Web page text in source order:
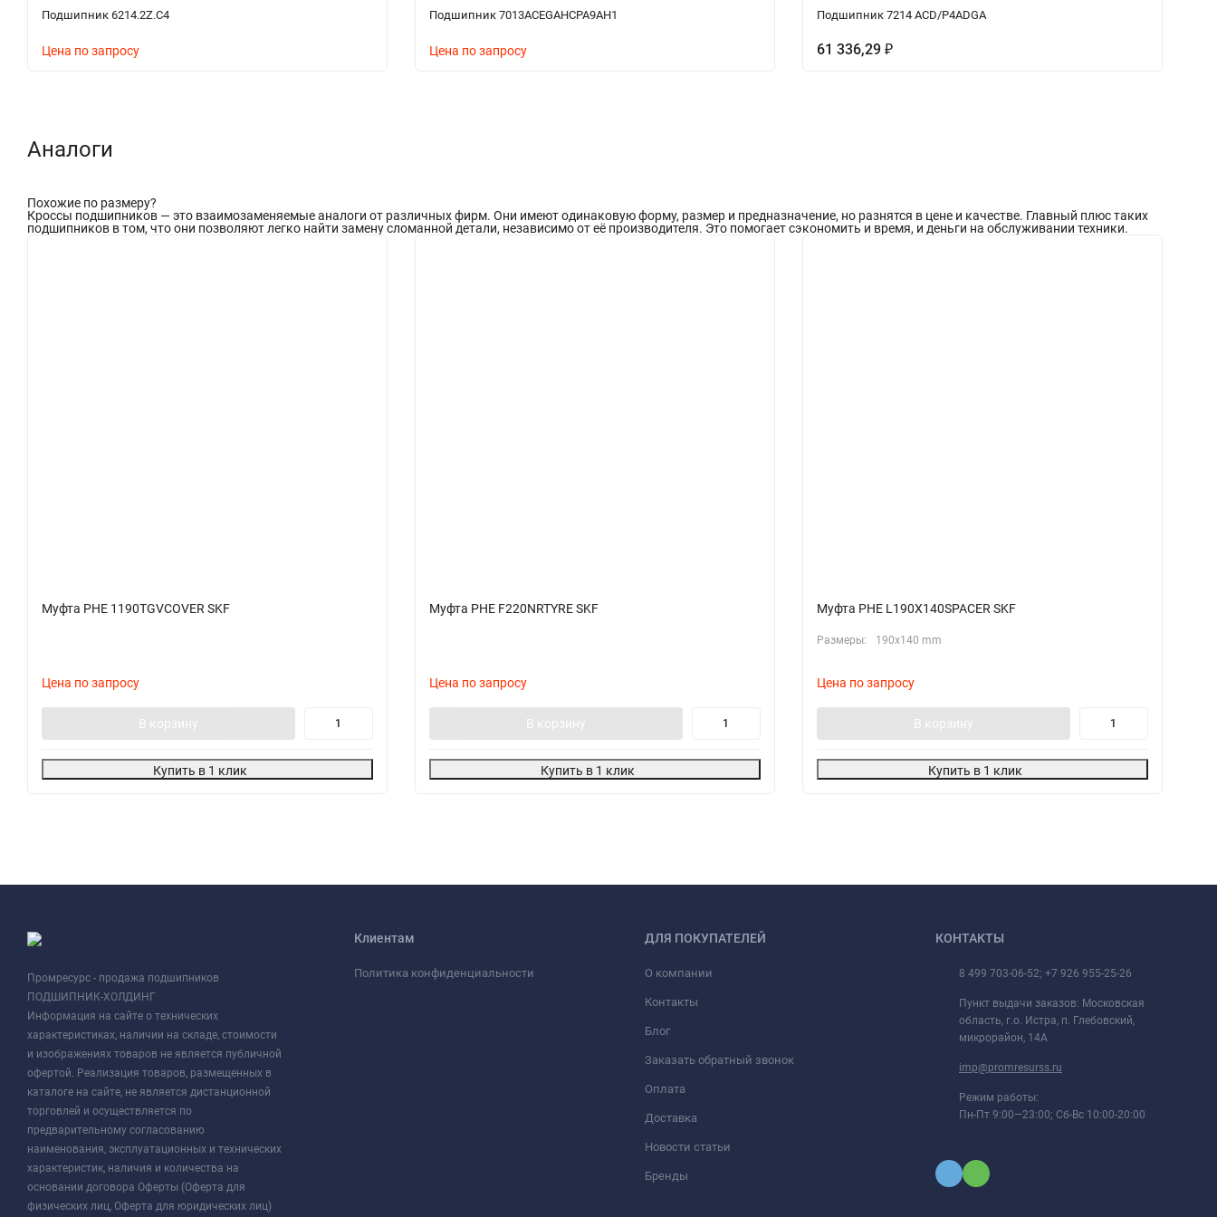
Подшипник 6214.2Z.C4
Цена по запросу
Подшипник 7013ACEGAHCPA9AH1
Цена по запросу
Подшипник 7214 ACD/P4ADGA
61 336,29 ₽
Аналоги
Похожие по размеру?
Кроссы подшипников — это взаимозаменяемые аналоги от различных фирм. Они имеют одинаковую форму, размер и предназначение, но разнятся в цене и качестве. Главный плюс таких
подшипников в том, что они позволяют легко найти замену сломанной детали, независимо от её производителя. Это помогает сэкономить и время, и деньги на обслуживании техники.
Муфта PHE 1190TGVCOVER SKF
Цена по запросу
В корзину
Купить в 1 клик
Муфта PHE F220NRTYRE SKF
Цена по запросу
В корзину
Купить в 1 клик
Муфта PHE L190X140SPACER SKF
Размеры: 190x140 mm
Цена по запросу
В корзину
Купить в 1 клик
Промресурс - продажа подшипников
ПОДШИПНИК-ХОЛДИНГ
Информация на сайте о технических
характеристиках, наличии на складе, стоимости
и изображениях товаров не является публичной
офертой. Реализация товаров, размещенных в
каталоге на сайте, не является дистанционной
торговлей и осуществляется по
предварительному согласованию
наименования, эксплуатационных и технических
характеристик, наличия и количества на
основании договора Оферты (Оферта для
физических лиц, Оферта для юридических лиц)
Клиентам
Политика конфиденциальности
ДЛЯ ПОКУПАТЕЛЕЙ
О компании
Контакты
Блог
Заказать обратный звонок
Оплата
Доставка
Новости статьи
Бренды
КОНТАКТЫ
8 499 703-06-52; +7 926 955-25-26
Пункт выдачи заказов: Московская
область, г.о. Истра, п. Глебовский,
микрорайон, 14А
imp@promresurss.ru
Режим работы:
Пн-Пт 9:00—23:00; Сб-Вс 10:00-20:00